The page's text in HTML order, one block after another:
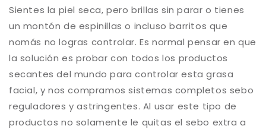
Sientes la piel seca, pero brillas sin parar o tienes
un montón de espinillas o incluso barritos que
nomás no logras controlar. Es normal pensar en que
la solución es probar con todos los productos
secantes del mundo para controlar esta grasa
facial, y nos compramos sistemas completos sebo
reguladores y astringentes. Al usar este tipo de
productos no solamente le quitas el sebo extra a